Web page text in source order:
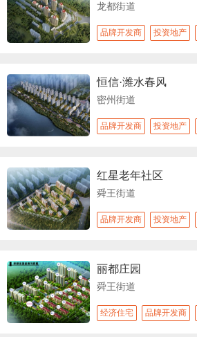
龙都街道
品牌开发商 投资地产
恒信·潍水春风
密州街道
品牌开发商 投资地产
红星老年社区
舜王街道
品牌开发商 投资地产
丽都庄园
舜王街道
经济住宅 品牌开发商